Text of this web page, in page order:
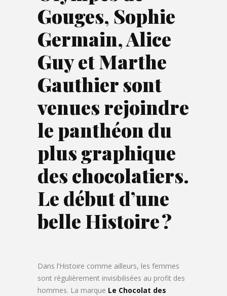
Gouges, Sophie
Germain, Alice
Guy et Marthe
Gauthier sont
venues rejoindre
le panthéon du
plus graphique
des chocolatiers.
Le début d’une
belle Histoire ?
Dans l’Histoire comme ailleurs, les femmes
sont régulièrement invisibilisées au profit des
hommes. La marque Le Chocolat des